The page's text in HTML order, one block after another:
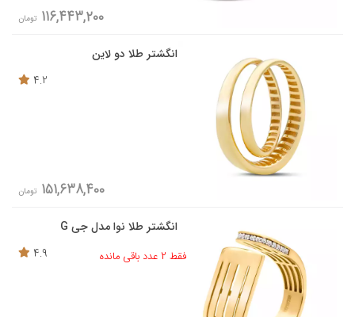
116,443,200 تومان
انگشتر طلا دو لاین
4.2
151,638,400 تومان
انگشتر طلا نوا مدل جی G
فقط 2 عدد باقی مانده
4.9